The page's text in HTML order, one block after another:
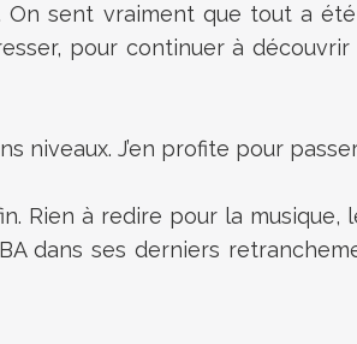
On sent vraiment que tout a
pour continuer à découvrir
J’en profite pour
Rien à redire pour la musique,
dans ses derniers